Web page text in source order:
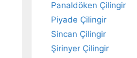
Panaldöken Çilingir
Piyade Çilingir
Sincan Çilingir
Şirinyer Çilingir